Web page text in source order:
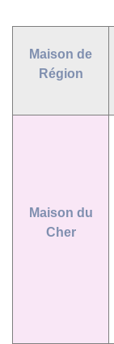
Maison de
Région
Maison du
Cher